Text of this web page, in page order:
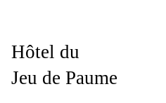
Hôtel du
Jeu de Paume